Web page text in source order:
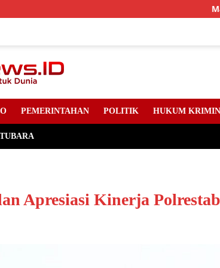
Masuki Usia
PEMERINTAHAN POLITIK HUKUM
Apresiasi Kinerja